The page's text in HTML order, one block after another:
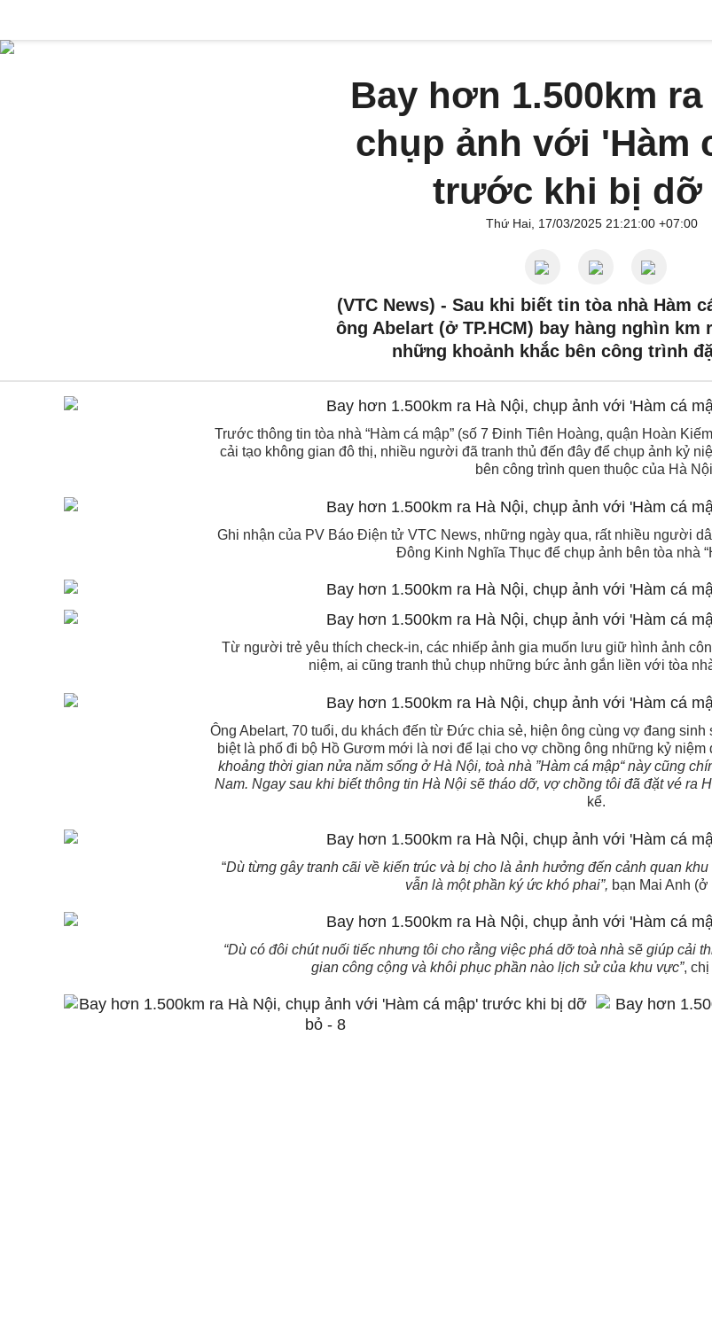
Bay hơn 1.500km ra
chụp ảnh với 'Hàm
trước khi bị dỡ
Thứ Hai, 17/03/2025 21:21:00 +07:00
(VTC News) - Sau khi biết tin tòa nhà Hàm
ông Abelart (ở TP.HCM) bay hàng nghìn km
những khoảnh khắc bên công trình
Trước thông tin tòa nhà “Hàm cá mập” (số 7 Đinh Tiên Hoàng, quận Hoàn
cải tạo không gian đô thị, nhiều người đã tranh thủ đến đây để chụp ảnh kỷ
bên công trình quen thuộc của Hà
Ghi nhận của PV Báo Điện tử VTC News, những ngày qua, rất nhiều người
Đông Kinh Nghĩa Thục để chụp ảnh bên tòa nhà
Từ người trẻ yêu thích check-in, các nhiếp ảnh gia muốn lưu giữ hình ảnh
niệm, ai cũng tranh thủ chụp những bức ảnh gắn liền với tòa
Ông Abelart, 70 tuổi, du khách đến từ Đức chia sẻ, hiện ông cùng vợ đang sinh
biệt là phố đi bộ Hồ Gươm mới là nơi để lại cho vợ chồng ông những kỷ niệm
khoảng thời gian nửa năm sống ở Hà Nội, toà nhà ”Hàm cá mập“ này cũng
Nam. Ngay sau khi biết thông tin Hà Nội sẽ tháo dỡ, vợ chồng tôi đã đặt vé ra
kể.
“Dù từng gây tranh cãi về kiến trúc và bị cho là ảnh hưởng đến cảnh quan
vẫn là một phần ký ức khó phai”, bạn Mai Anh
“Dù có đôi chút nuối tiếc nhưng tôi cho rằng việc phá dỡ toà nhà sẽ giúp cải
gian công cộng và khôi phục phần nào lịch sử của khu vực​”,